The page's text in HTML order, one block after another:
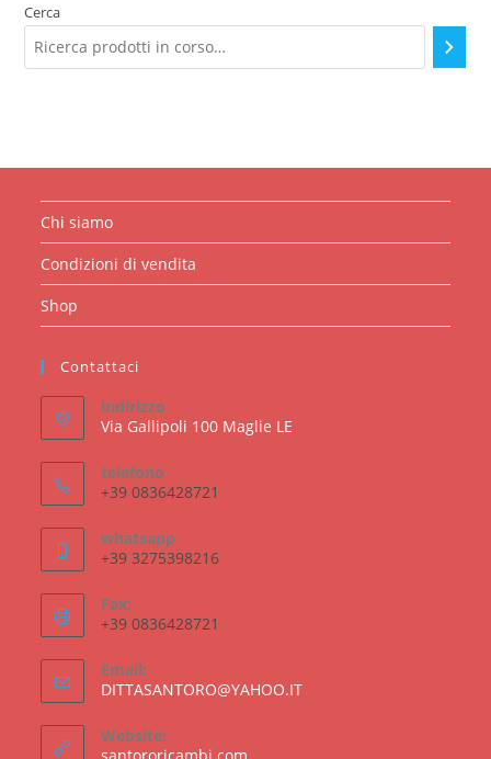
Cerca
Chi siamo
Condizioni di vendita
Shop
Contattaci
indirizzo
Via Gallipoli 100 Maglie LE
telefono
+39 0836428721
whatsapp
+39 3275398216
Fax:
+39 0836428721
Email:
DITTASANTORO@YAHOO.ITOpens
Website: